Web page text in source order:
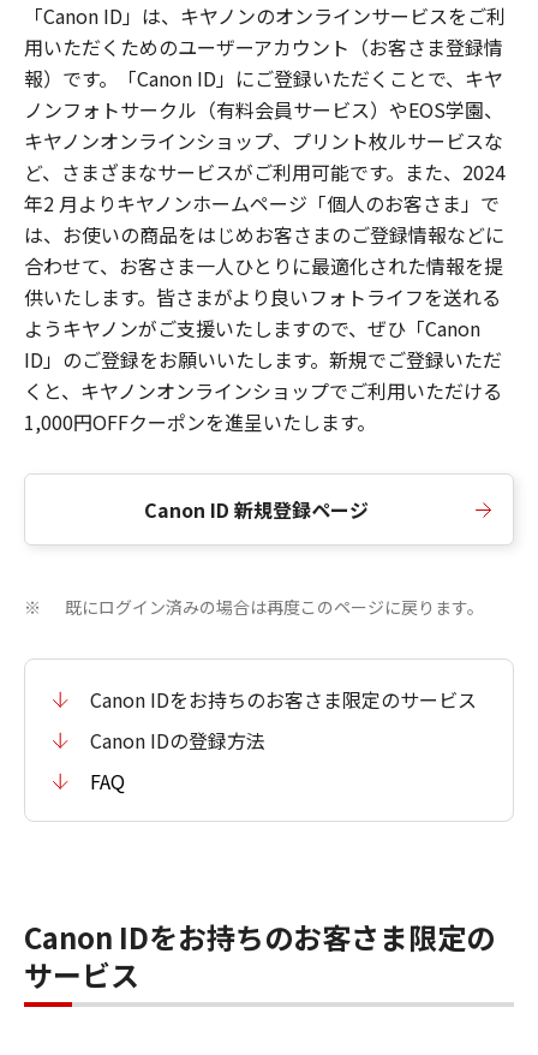
「Canon ID」は、キヤノンのオンラインサービスをご利
用いただくためのユーザーアカウント（お客さま登録情
報）です。「Canon ID」にご登録いただくことで、キヤ
ノンフォトサークル（有料会員サービス）やEOS学園、
キヤノンオンラインショップ、プリント枚ルサービスな
ど、さまざまなサービスがご利用可能です。また、2024
年2 月よりキヤノンホームページ「個人のお客さま」で
は、お使いの商品をはじめお客さまのご登録情報などに
合わせて、お客さま一人ひとりに最適化された情報を提
供いたします。皆さまがより良いフォトライフを送れる
ようキヤノンがご支援いたしますので、ぜひ「Canon
ID」のご登録をお願いいたします。新規でご登録いただ
くと、キヤノンオンラインショップでご利用いただける
1,000円OFFクーポンを進呈いたします。
Canon ID 新規登録ページ
※ 既にログイン済みの場合は再度このページに戻ります。
Canon IDをお持ちのお客さま限定のサービス
Canon IDの登録方法
FAQ
Canon IDをお持ちのお客さま限定の
サービス